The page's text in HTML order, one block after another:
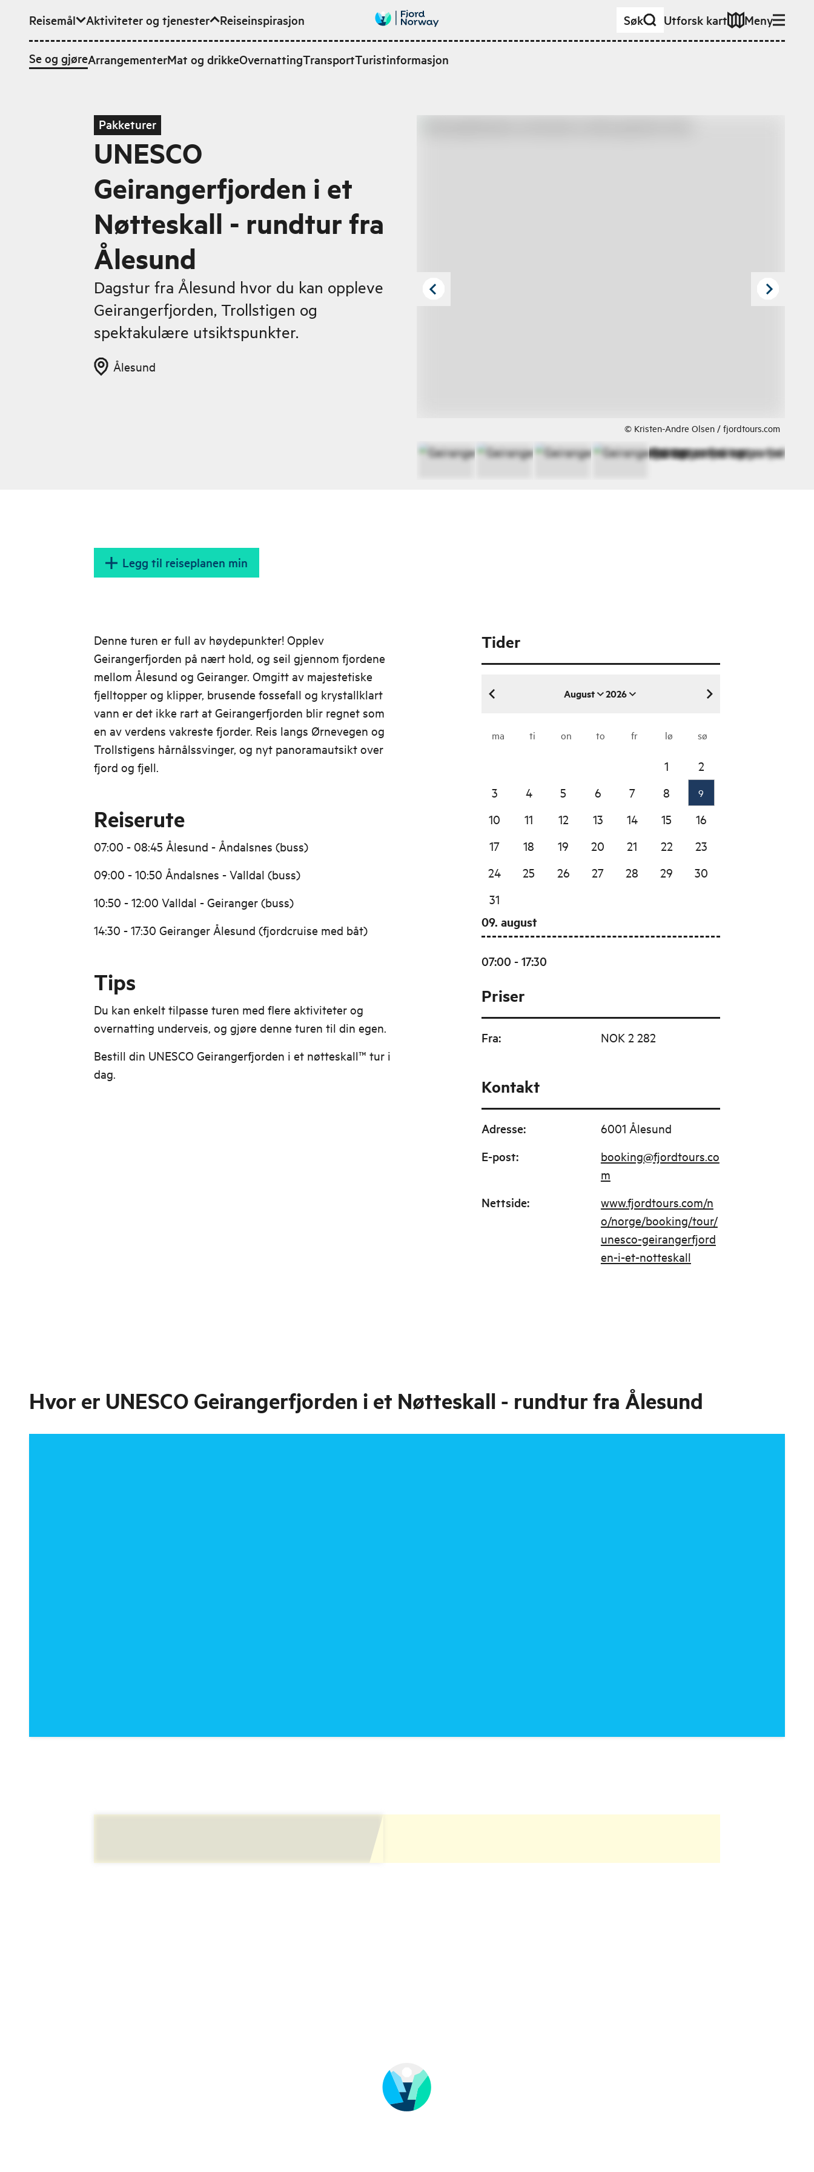
Hopp til hovedinnhold
Reisemål Aktiviteter og tjenester
Se og gjøreArrangementerMat og drikkeOvernattingTransportTuristinformasjon
Reiseinspirasjon Søk Utforsk kart Meny
Pakketurer
UNESCO
Geirangerfjorden i et
Nøtteskall - rundtur fra
Ålesund
Dagstur fra Ålesund hvor du kan oppleve
Geirangerfjorden, Trollstigen og
spektakulære utsiktspunkter.
Ålesund
© Kristen-Andre Olsen / fjordtours.com
Legg til reiseplanen min
Denne turen er full av høydepunkter! Opplev
Geirangerfjorden på nært hold, og seil gjennom fjordene
mellom Ålesund og Geiranger. Omgitt av majestetiske
fjelltopper og klipper, brusende fossefall og krystallklart
vann er det ikke rart at Geirangerfjorden blir regnet som
en av verdens vakreste fjorder. Reis langs Ørnevegen og
Trollstigens hårnålssvinger, og nyt panoramautsikt over
fjord og fjell.
Reiserute
07:00 - 08:45 Ålesund - Åndalsnes (buss)
09:00 - 10:50 Åndalsnes - Valldal (buss)
10:50 - 12:00 Valldal - Geiranger (buss)
14:30 - 17:30 Geiranger Ålesund (fjordcruise med båt)
Tips
Du kan enkelt tilpasse turen med flere aktiviteter og
overnatting underveis, og gjøre denne turen til din egen.
Bestill din UNESCO Geirangerfjorden i et nøtteskall™ tur i
dag.
Tider
August 2026
august 2026
ma ti on to fr lø sø
1
2
3
4 5 6 7 8 9
10 11 12 13 14 15
16
17
18 19 20 21 22
23
24
25 26 27 28 29
30
31
09. august
07:00 - 17:30
Priser
Fra: NOK 2 282
Kontakt
Adresse: 6001 Ålesund
E-post:
booking@fjordtours.co
m
Nettside:
www.fjordtours.com/n
o/norge/booking/tour/
unesco-geirangerfjord
en-i-et-notteskall
Hvor er UNESCO Geirangerfjorden i et Nøtteskall - rundtur fra Ålesund